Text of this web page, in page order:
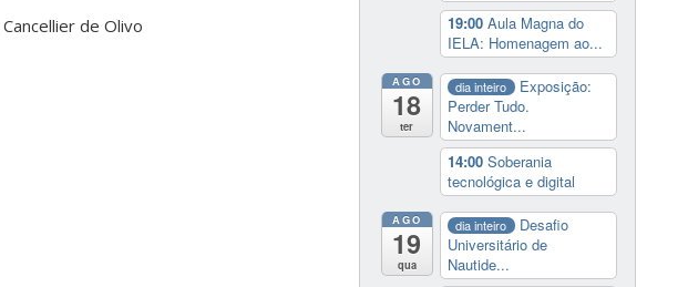
de Olivo
19:00 Aula Magna do
IELA: Homenagem ao...
AGO
18
ter
dia inteiro
Exposição:
Perder Tudo.
Novament...
14:00 Soberania
tecnológica e digital
AGO
19
qua
dia inteiro
Desafio
Universitário de
Nautide...